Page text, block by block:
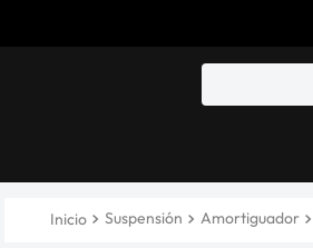
Suspensión Amortiguador